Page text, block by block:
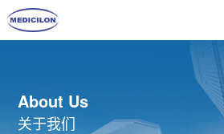
About Us
关于我们